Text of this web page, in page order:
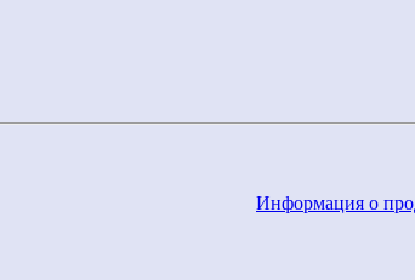
Информация о